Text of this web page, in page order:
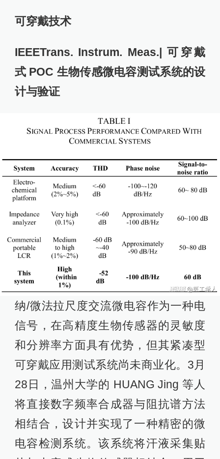
可穿戴技术
IEEETrans. Instrum. Meas.| 可穿戴
式 POC 生物传感微电容测试系统的设
计与验证
纳/微法拉尺度交流微电容作为一种电
信号，在高精度生物传感器的灵敏度
和分辨率方面具有优势，但其紧凑型
可穿戴应用测试系统尚未商业化。3月
28日，温州大学的 HUANG Jing 等人
将直接数字频率合成器与阻抗谱方法
相结合，设计并实现了一种精密的微
电容检测系统。该系统将汗液采集贴